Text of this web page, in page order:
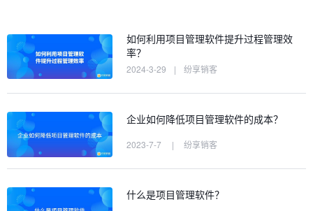
如何利用项目管理软件提升过程管理效
率？
2024-3-29 | 纷享销客
企业如何降低项目管理软件的成本？
2023-7-7 | 纷享销客
什么是项目管理软件？